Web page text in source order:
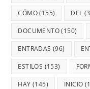
CÓMO(155) DEL
DOCUMENTO(150)
ENTRADAS (96)
ESTILOS (153)
HAY (145) INICIO